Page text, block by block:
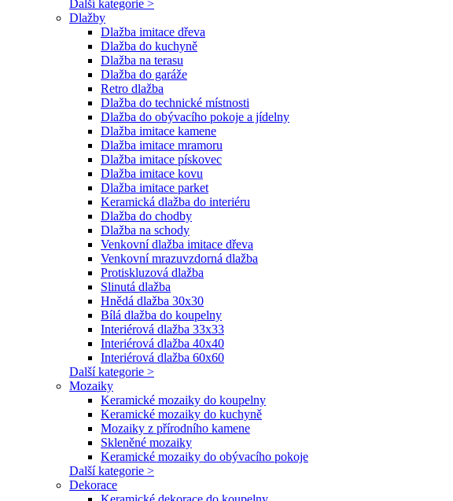
Další kategorie >
Dlažby
Dlažba imitace dřeva
Dlažba do kuchyně
Dlažba na terasu
Dlažba do garáže
Retro dlažba
Dlažba do technické místnosti
Dlažba do obývacího pokoje a jídelny
Dlažba imitace kamene
Dlažba imitace mramoru
Dlažba imitace pískovec
Dlažba imitace kovu
Dlažba imitace parket
Keramická dlažba do interiéru
Dlažba do chodby
Dlažba na schody
Venkovní dlažba imitace dřeva
Venkovní mrazuvzdorná dlažba
Protiskluzová dlažba
Slinutá dlažba
Hnědá dlažba 30x30
Bílá dlažba do koupelny
Interiérová dlažba 33x33
Interiérová dlažba 40x40
Interiérová dlažba 60x60
Další kategorie >
Mozaiky
Keramické mozaiky do koupelny
Keramické mozaiky do kuchyně
Mozaiky z přírodního kamene
Skleněné mozaiky
Keramické mozaiky do obývacího pokoje
Další kategorie >
Dekorace